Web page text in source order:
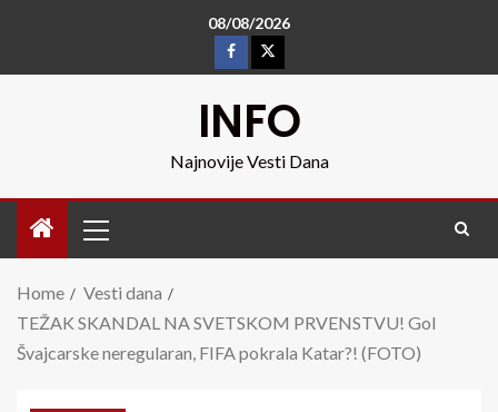
08/08/2026
INFO
Najnovije Vesti Dana
Home
Vesti dana
TEŽAK SKANDAL NA SVETSKOM PRVENSTVU! Gol
Švajcarske neregularan, FIFA pokrala Katar?! (FOTO)